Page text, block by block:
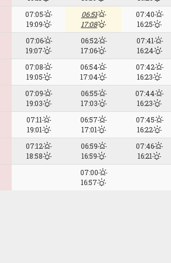
07:05
19:09
06:51
17:08
07:40
16:25
07:06
19:07
06:52
17:06
07:41
16:24
07:08
19:05
06:54
17:04
07:42
16:23
07:09
19:03
06:55
17:03
07:44
16:23
07:11
19:01
06:57
17:01
07:45
16:22
07:12
18:58
06:59
16:59
07:46
16:21
07:00
16:57